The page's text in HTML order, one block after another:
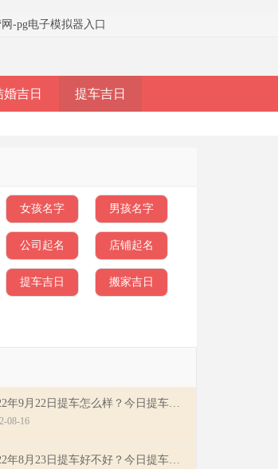
-pg电子模拟器入口
婚吉日 提车吉日
女孩名字 男孩名字
公司起名 店铺起名
提车吉日 搬家吉日
08-16